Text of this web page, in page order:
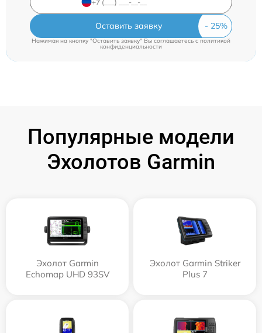
Оставить заявку
Нажимая на кнопку "Оставить заявку" Вы соглашаетесь cполитикой
конфиденциальности
Популярные модели
Эхолотов Garmin
Эхолот Garmin
Echomap UHD 93SV
Эхолот Garmin Striker
Plus 7